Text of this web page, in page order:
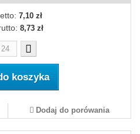
7,10 zł
8,73 zł
koszyka
Dodaj do porówania